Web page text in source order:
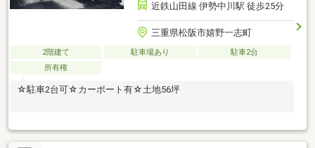
近鉄山田線 伊勢中川駅 徒歩25分
三重県松阪市嬉野一志町
2階建て 駐車場あり
駐車2台
所有権
☆駐車2台可☆カーポート有☆土地56坪